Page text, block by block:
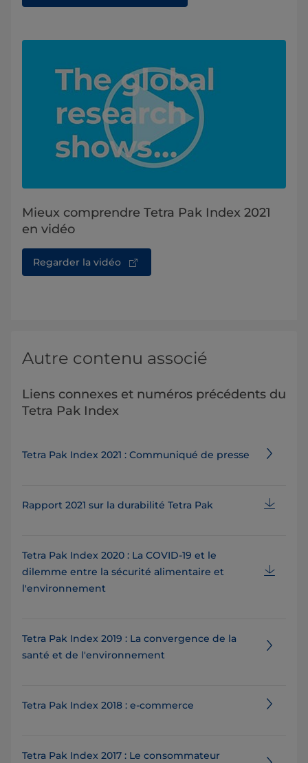
Mieux comprendre Tetra Pak Index 2021
en vidéo
Regarder la vidéo
Autre contenu associé
Liens connexes et numéros précédents du
Tetra Pak Index
Tetra Pak Index 2021 : Communiqué de presse
Rapport 2021 sur la durabilité Tetra Pak
Tetra Pak Index 2020 : La COVID-19 et le
dilemme entre la sécurité alimentaire et
l'environnement
Tetra Pak Index 2019 : La convergence de la
santé et de l'environnement
Tetra Pak Index 2018 : e-commerce
Tetra Pak Index 2017 : Le consommateur